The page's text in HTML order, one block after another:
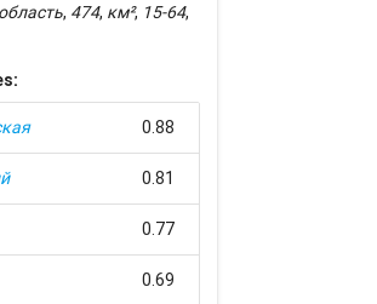
область, 474, км², 15-64,
0.88
0.81
0.77
0.69